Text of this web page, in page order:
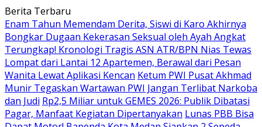
Langsung
ke
konten
Berita Terbaru
Enam Tahun Memendam Derita, Siswi di Karo Akhirnya
Bongkar Dugaan Kekerasan Seksual oleh Ayah Angkat
Terungkap! Kronologi Tragis ASN ATR/BPN Nias Tewas
Lompat dari Lantai 12 Apartemen, Berawal dari Pesan
Wanita Lewat Aplikasi Kencan Ketum PWI Pusat Akhmad
Munir Tegaskan Wartawan PWI Jangan Terlibat Narkoba
dan Judi Rp2,5 Miliar untuk GEMES 2026: Publik Dibatasi
Pagar, Manfaat Kegiatan Dipertanyakan Lunas PBB Bisa